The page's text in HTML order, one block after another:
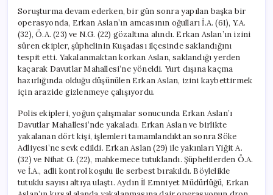
Soruşturma devam ederken, bir gün sonra yapılan başka bir
operasyonda, Erkan Aslan’ın amcasının oğulları İ.A. (61), Y.A.
(32), Ö.A. (23) ve N.G. (22) gözaltına alındı. Erkan Aslan’ın izini
süren ekipler, şüphelinin Kuşadası ilçesinde saklandığını
tespit etti. Yakalanmaktan korkan Aslan, saklandığı yerden
kaçarak Davutlar Mahallesi’ne yöneldi. Yurt dışına kaçma
hazırlığında olduğu düşünülen Erkan Aslan, izini kaybettirmek
için arazide gizlenmeye çalışıyordu.
Polis ekipleri, yoğun çalışmalar sonucunda Erkan Aslan’ı
Davutlar Mahallesi’nde yakaladı. Erkan Aslan ve birlikte
yakalanan dört kişi, işlemleri tamamlandıktan sonra Söke
Adliyesi’ne sevk edildi. Erkan Aslan (29) ile yakınları Yiğit A.
(32) ve Nihat G. (22), mahkemece tutuklandı. Şüphelilerden Ö.A.
ve İ.A., adli kontrol koşulu ile serbest bırakıldı. Böylelikle
tutuklu sayısı altıya ulaştı. Aydın İl Emniyet Müdürlüğü, Erkan